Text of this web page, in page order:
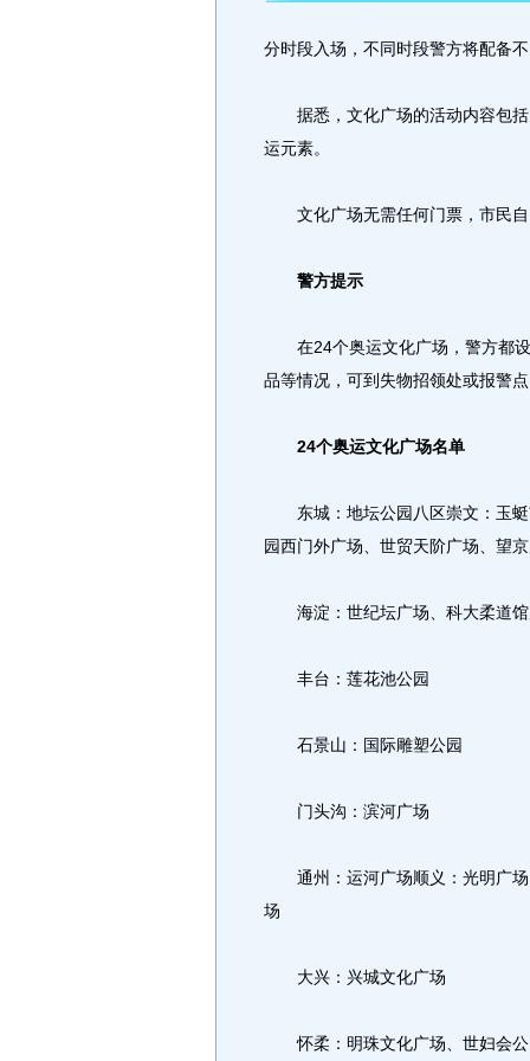
分时段入场，不同时段警方将配备
据悉，文化广场的活动内容包括
运元素。
文化广场无需任何门票，市民自
警方提示
在24个奥运文化广场，警方都设
品等情况，可到失物招领处或报警
24个奥运文化广场名单
东城：地坛公园八区崇文：玉蜓
园西门外广场、世贸天阶广场、望
海淀：世纪坛广场、科大柔道馆
丰台：莲花池公园
石景山：国际雕塑公园
门头沟：滨河广场
通州：运河广场顺义：光明广场
场
大兴：兴城文化广场
怀柔：明珠文化广场、世妇会公